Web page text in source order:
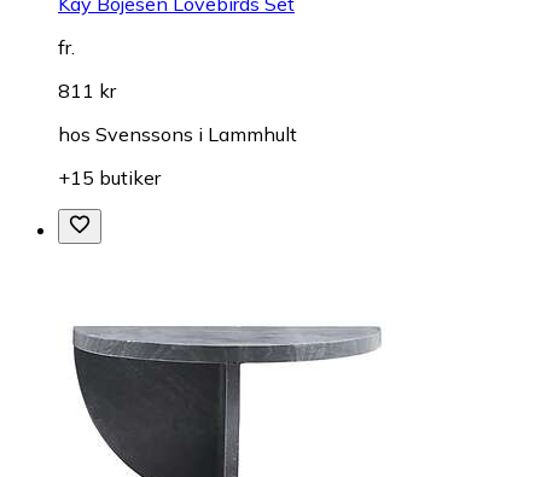
fr.
811 kr
hos Svenssons i Lammhult
+15 butiker